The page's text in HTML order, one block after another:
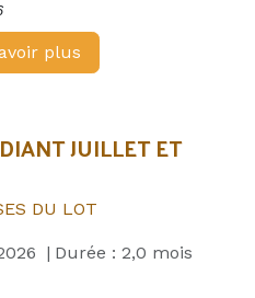
plus
JUILLET ET
DU LOT
| Durée : 2,0 mois